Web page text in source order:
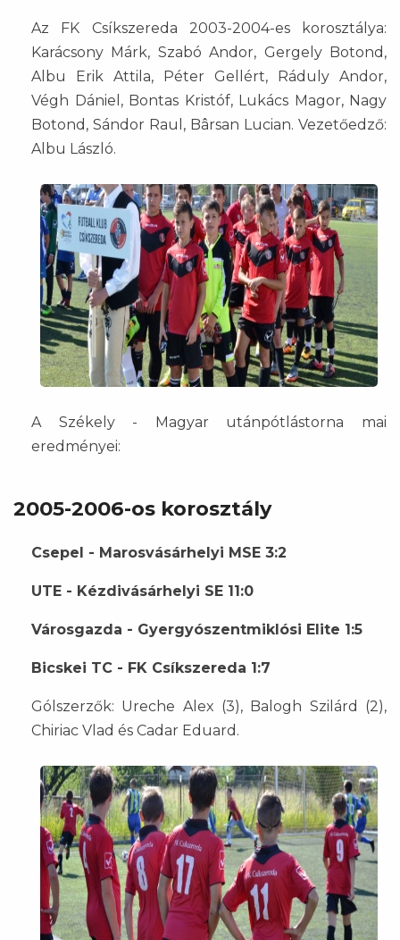
Az FK Csíkszereda 2003-2004-es korosztálya:
Karácsony Márk, Szabó Andor, Gergely Botond,
Albu Erik Attila, Péter Gellért, Ráduly Andor,
Végh Dániel, Bontas Kristóf, Lukács Magor, Nagy
Botond, Sándor Raul, Bârsan Lucian. Vezetőedző:
Albu László.
A Székely - Magyar utánpótlástorna mai
eredményei:
2005-2006-os korosztály
Csepel - Marosvásárhelyi MSE 3:2
UTE - Kézdivásárhelyi SE 11:0
Városgazda - Gyergyószentmiklósi Elite 1:5
Bicskei TC - FK Csíkszereda 1:7
Gólszerzők: Ureche Alex (3), Balogh Szilárd (2),
Chiriac Vlad és Cadar Eduard.